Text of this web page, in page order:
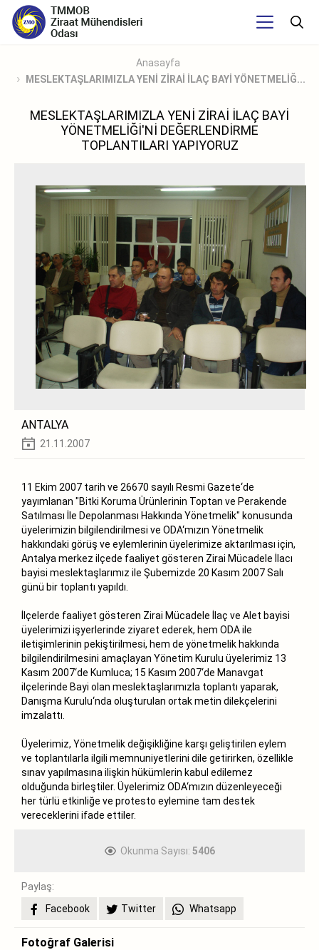
Anasayfa
MESLEKTAŞLARIMIZLA YENİ ZİRAİ İLAÇ BAYİ YÖNETMELİĞ...
MESLEKTAŞLARIMIZLA YENİ ZİRAİ İLAÇ BAYİ
YÖNETMELİĞİ'Nİ DEĞERLENDİRME
TOPLANTILARI YAPIYORUZ
ANTALYA
21.11.2007
11 Ekim 2007 tarih ve 26670 sayılı Resmi Gazete‘de
yayımlanan "Bitki Koruma Ürünlerinin Toptan ve Perakende
Satılması İle Depolanması Hakkında Yönetmelik" konusunda
üyelerimizin bilgilendirilmesi ve ODA‘mızın Yönetmelik
hakkındaki görüş ve eylemlerinin üyelerimize aktarılması için,
Antalya merkez ilçede faaliyet gösteren Zirai Mücadele İlacı
bayisi meslektaşlarımız ile Şubemizde 20 Kasım 2007 Salı
günü bir toplantı yapıldı.
İlçelerde faaliyet gösteren Zirai Mücadele İlaç ve Alet bayisi
üyelerimizi işyerlerinde ziyaret ederek, hem ODA ile
iletişimlerinin pekiştirilmesi, hem de yönetmelik hakkında
bilgilendirilmesini amaçlayan Yönetim Kurulu üyelerimiz 13
Kasım 2007‘de Kumluca; 15 Kasım 2007‘de Manavgat
ilçelerinde Bayi olan meslektaşlarımızla toplantı yaparak,
Danışma Kurulu‘nda oluşturulan ortak metin dilekçelerini
imzalattı.
Üyelerimiz, Yönetmelik değişikliğine karşı geliştirilen eylem
ve toplantılarla ilgili memnuniyetlerini dile getirirken, özellikle
sınav yapılmasına ilişkin hükümlerin kabul edilemez
olduğunda birleştiler. Üyelerimiz ODA‘mızın düzenleyeceği
her türlü etkinliğe ve protesto eylemine tam destek
vereceklerini ifade ettiler.
Okunma Sayısı: 5406
Paylaş:
Facebook
Twitter Whatsapp
Fotoğraf Galerisi